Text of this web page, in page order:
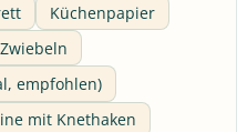
Küchenpapier
empfohlen)
mit Knethaken